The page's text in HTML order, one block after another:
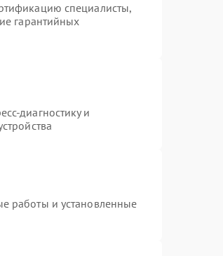
специалисты,
гарантийных
диагностику и
работы и установленные